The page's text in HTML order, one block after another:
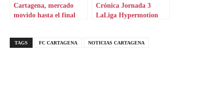
Cartagena, mercado
movido hasta el final
Crónica Jornada 3
LaLiga Hypermotion
TAGS FC CARTAGENA NOTICIAS CARTAGENA